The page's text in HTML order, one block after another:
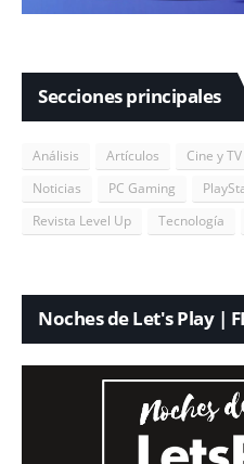
Secciones principales
Análisis Artículos Cine y TV
Noticias
PC Gaming
Revista Level Up
Tecnología
Noches de Let's Play |